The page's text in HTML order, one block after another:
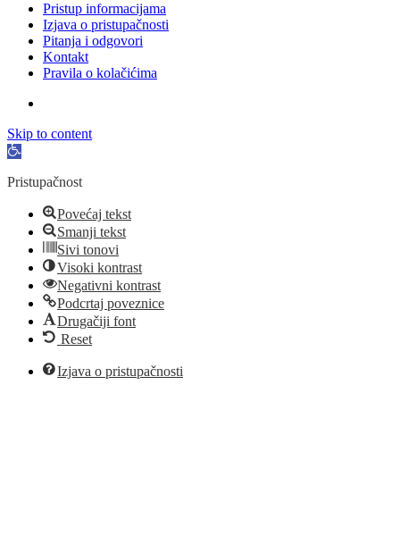
Pristup informacijama
Izjava o pristupačnosti
Pitanja i odgovori
Kontakt
Pravila o kolačićima
Skip to content
Open
Pristupačnost
Povećaj tekst
Smanji tekst
Sivi tonovi
Visoki kontrast
Negativni kontrast
Podcrtaj poveznice
Drugačiji font
Reset
Izjava o pristupačnosti